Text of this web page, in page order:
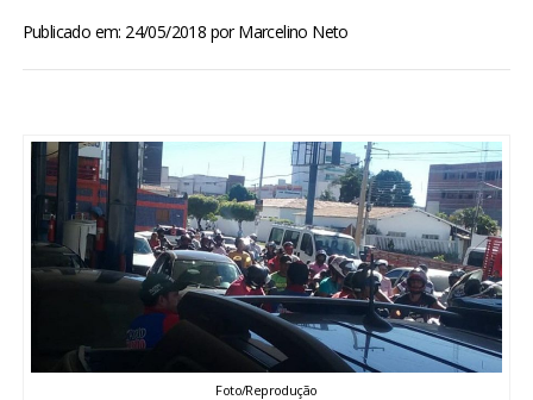
MUNDO
ENTRETENIMENTO
ENQUETE
FOTOS
Publicado em: 24/05/2018 porMarcelino Neto
Foto/Reprodução